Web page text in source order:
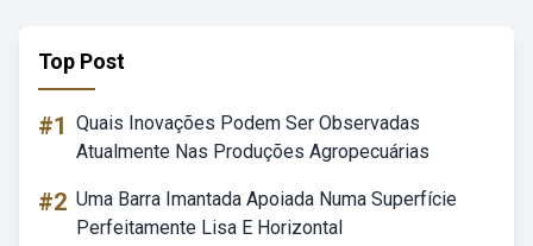
Top Post
#1 Quais Inovações Podem Ser Observadas
Atualmente Nas Produções Agropecuárias
#2 Uma Barra Imantada Apoiada Numa Superfície
Perfeitamente Lisa E Horizontal